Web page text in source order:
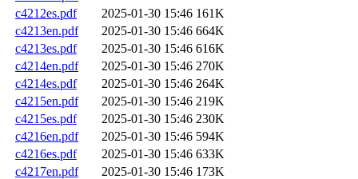
c4212es.pdf
2025-01-30 15:46 161K
c4213en.pdf
2025-01-30 15:46 664K
c4213es.pdf
2025-01-30 15:46 616K
c4214en.pdf
2025-01-30 15:46 270K
c4214es.pdf
2025-01-30 15:46 264K
c4215en.pdf
2025-01-30 15:46 219K
c4215es.pdf
2025-01-30 15:46 230K
c4216en.pdf
2025-01-30 15:46 594K
c4216es.pdf
2025-01-30 15:46 633K
c4217en.pdf
2025-01-30 15:46 173K